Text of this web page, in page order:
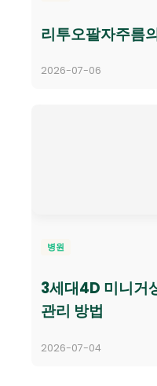
리투오팔자주름
2026-07-06
병원
3세대4D 미니거
관리 방법
2026-07-04